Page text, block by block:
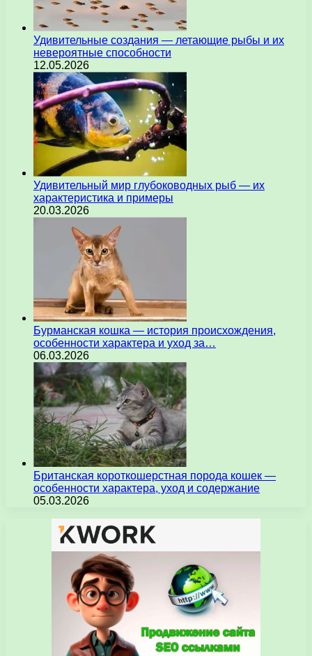
Удивительные создания — летающие рыбы и их
невероятные способности
12.05.2026
Удивительный мир глубоководных рыб — их
характеристика и примеры
20.03.2026
Бурманская кошка — история происхождения,
особенности характера и уход за…
06.03.2026
Британская короткошерстная порода кошек —
особенности характера, уход и содержание
05.03.2026